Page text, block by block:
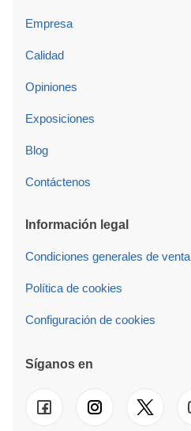
Empresa
Calidad
Opiniones
Exposiciones
Blog
Contáctenos
Información legal
Condiciones generales de venta
Política de cookies
Configuración de cookies
Síganos en